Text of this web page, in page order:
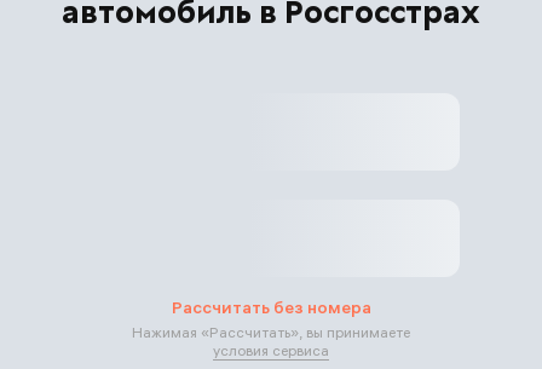
автомобиль в Росгосстрах
Рассчитать без номера
Нажимая «Рассчитать», вы принимаете
условия сервиса